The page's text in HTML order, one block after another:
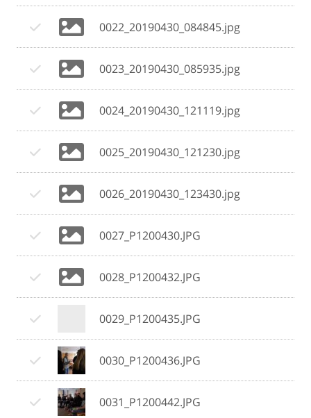
0022_20190430_084845.jpg
0023_20190430_085935.jpg
0024_20190430_121119.jpg
0025_20190430_121230.jpg
0026_20190430_123430.jpg
0027_P1200430.JPG
0028_P1200432.JPG
0029_P1200435.JPG
0030_P1200436.JPG
0031_P1200442.JPG